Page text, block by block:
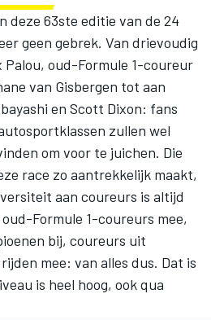
deze 63ste editie van de 24
geen gebrek. Van drievoudig
Palou, oud-Formule 1-coureur
van Gisbergen tot aan
en Scott Dixon: fans
zullen wel
om voor te juichen. Die
race zo aantrekkelijk maakt,
aan coureurs is altijd
Formule 1-coureurs mee,
bij, coureurs uit
rijden mee: van alles dus. Dat is
is heel hoog, ook qua